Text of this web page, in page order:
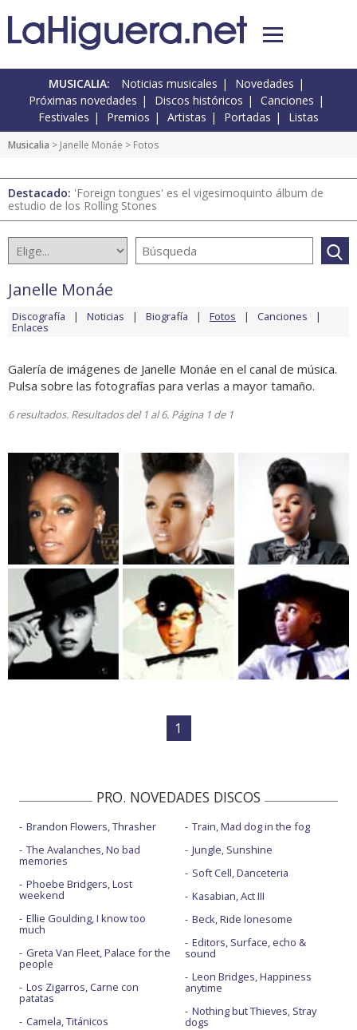
MUSICALIA: Noticias musicales
Novedades
Próximas novedades
Discos históricos
Canciones
Festivales
Premios Artistas Portadas Listas
Musicalia > Janelle Monáe > Fotos
Destacado: 'Foreign tongues' es el vigesimoquinto álbum de
estudio de los Rolling Stones
Janelle Monáe
Discografía Noticias Biografía Fotos Canciones
Enlaces
Galería de imágenes de Janelle Monáe en el canal de música.
Pulsa sobre las fotografías para verlas a mayor tamaño.
6 resultados. Resultados del 1 al 6. Página 1 de 1
1
PRO. NOVEDADES DISCOS
Brandon Flowers, Thrasher
The Avalanches, No bad
memories
Phoebe Bridgers, Lost
weekend
Ellie Goulding, I know too
much
Greta Van Fleet, Palace for the
people
Los Zigarros, Carne con
patatas
Camela, Titánicos
Train, Mad dog in the fog
Jungle, Sunshine
Soft Cell, Danceteria
Kasabian, Act III
Beck, Ride lonesome
Editors, Surface, echo &
sound
Leon Bridges, Happiness
anytime
Nothing but Thieves, Stray
dogs